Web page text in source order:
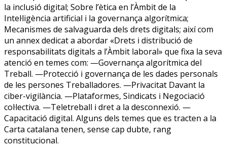
la inclusió digital; Sobre l’ètica en l’Àmbit de la
Intel·ligència artificial i la governança algorítmica;
Mecanismes de salvaguarda dels drets digitals; així com
un annex dedicat a abordar «Drets i distribució de
responsabilitats digitals a l’Àmbit laboral» que fixa la seva
atenció en temes com: —Governança algorítmica del
Treball. —Protecció i governança de les dades personals
de les persones Treballadores. —Privacitat Davant la
ciber-vigilància. —Plataformes, Sindicats i Negociació
col·lectiva. —Teletreball i dret a la desconnexió. —
Capacitació digital. Alguns dels temes que es tracten a la
Carta catalana tenen, sense cap dubte, rang
constitucional.